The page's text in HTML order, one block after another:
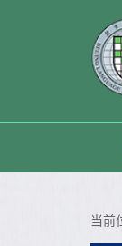
当前